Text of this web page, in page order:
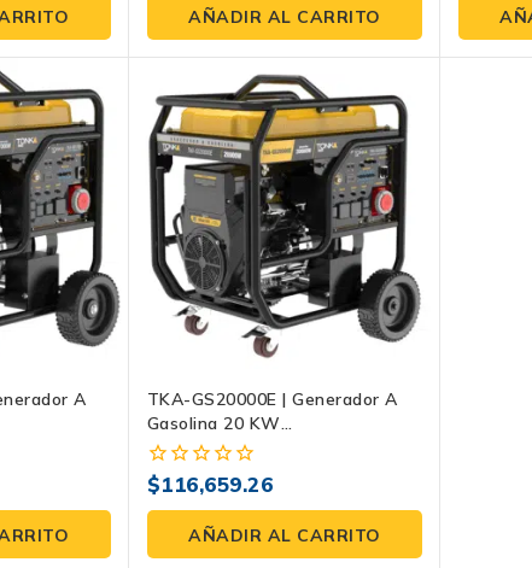
5
AÑADIR AL CARRITO
5
A
Salida
De 70 L
TKA-GS20000E | Generador A
Gasolina 20 KW
Monofásico/trifásico Con Salida
Equitativa Y Tanque 70 L
0
fuera
5
$116,659.26
AÑADIR AL CARRITO